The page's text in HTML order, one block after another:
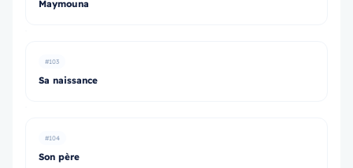
Maymouna
#103
Sa naissance
#104
Son père